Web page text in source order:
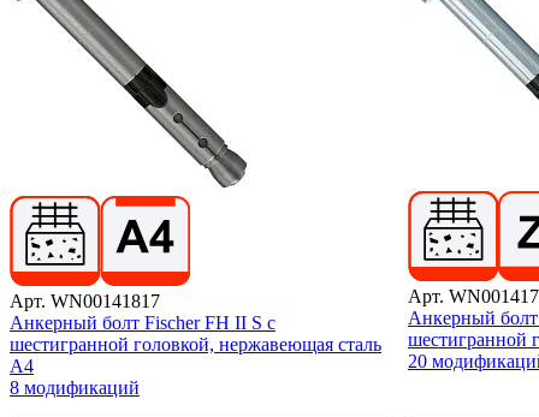
Арт. WN00141817
Анкерный болт Fischer FH II S с
шестигранной головкой, нержавеющая сталь
А4
8 модификаций
Арт.
Анкерный
шестигранной
20